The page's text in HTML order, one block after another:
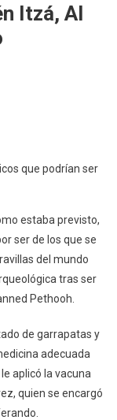
Itzá, Al
que podrían ser
estaba previsto,
ser de los que se
del mundo
tras ser
Pethooh.
de garrapatas y
adecuada
aplicó la vacuna
quien se encargó